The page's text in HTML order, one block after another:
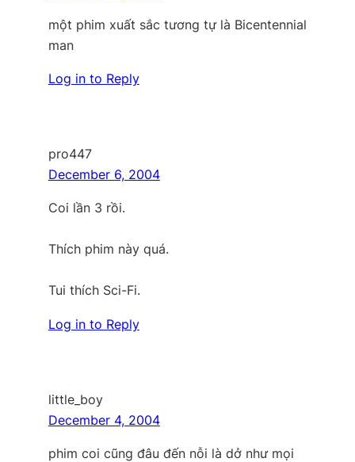
một phim xuất sắc tương tự là Bicentennial
man
Log in to Reply
pro447
December 6, 2004
Coi lần 3 rồi.
Thích phim này quá.
Tui thích Sci-Fi.
Log in to Reply
little_boy
December 4, 2004
phim coi cũng đâu đến nỗi là dở như mọi